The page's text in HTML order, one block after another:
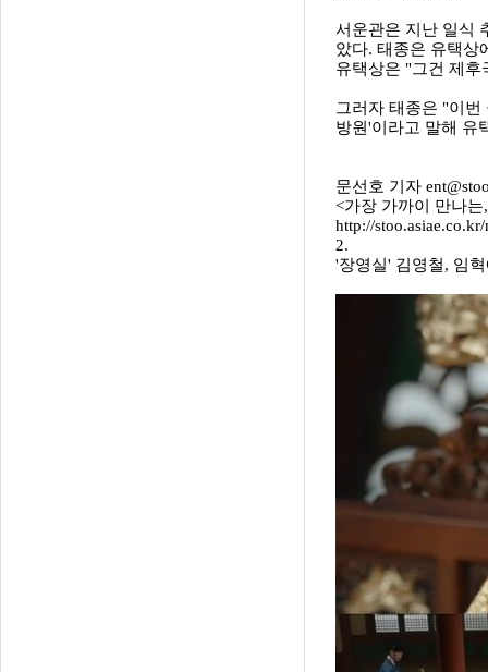
서운관은 지난 일식
았다. 태종은 유택상
유택상은 "그건 제후
그러자 태종은 "이
방원'이라고 말해 유
문선호 기자
<가장 가까이 만나
http://
2.
'장영실' 김영철, 임